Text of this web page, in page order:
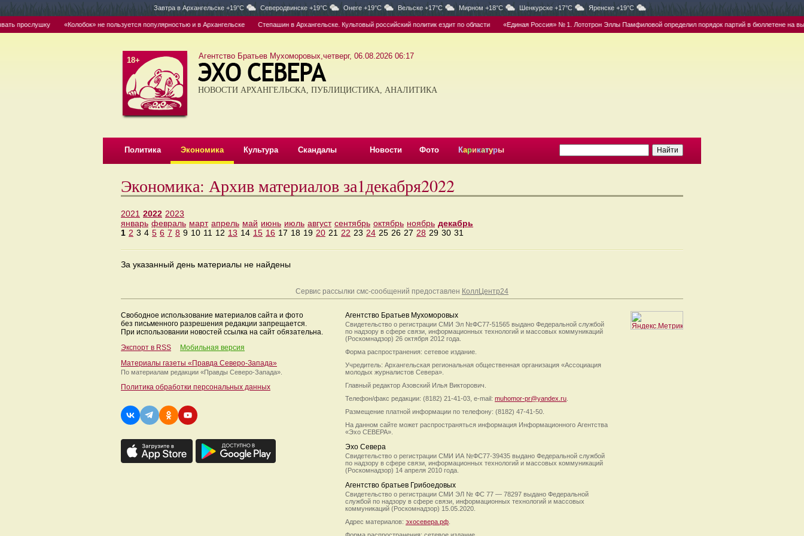
Завтра в Архангельске +19°C Северодвинске +19°C Онеге +19°C Вельске +17°C Мирном +18°C Шенкурске +17°C Яренске +19°C
прослушку «Колобок» не пользуется популярностью и в Архангельске Степашин в Архангельске. Культовый российский политик ездит по области «Единая Россия» № 1. Лототрон Эллы Памфиловой определил порядок партий в бюллетене на
18+ Агентство Братьев Мухоморовых,четверг, 06.08.2026 06:17
НОВОСТИ АРХАНГЕЛЬСКА, ПУБЛИЦИСТИКА, АНАЛИТИКА
Политика Экономика Культура Скандалы Новости Фото Карикатуры
Экономика: Архив материалов за1декабря2022
2021 2022 2023
январь февраль март апрель май июнь июль август сентябрь октябрь ноябрь декабрь
1 2 3 4 5 6 7 8 9 10 11 12 13 14 15 16 17 18 19 20 21 22 23 24 25 26 27 28 29 30 31
За указанный день материалы не найдены
Сервис рассылки смс-сообщений предоставлен КоллЦентр24
Свободное использование материалов сайта и фото
без письменного разрешения редакции запрещается.
При использовании новостей ссылка на сайт обязательна.
Экспорт в RSS
Мобильная версия
Материалы газеты «Правда Северо-Запада»
По материалам редакции «Правды Северо-Запада».
Политика обработки персональных данных
Агентство Братьев Мухоморовых
Свидетельство о регистрации СМИ Эл №ФС77-51565 выдано Федеральной службой
по надзору в сфере связи, информационных технологий и массовых коммуникаций
(Роскомнадзор) 26 октября 2012 года.
Форма распространения: сетевое издание.
Учредитель: Архангельская региональная общественная организация «Ассоциация
молодых журналистов Севера».
Главный редактор Азовский Илья Викторович.
Телефон/факс редакции: (8182) 21-41-03, e-mail: muhomor-pr@yandex.ru
Размещение платной информации по телефону: (8182) 47-41-50.
На данном сайте может распространяться информация Информационного Агентства
«Эхо СЕВЕРА».
Эхо Севера
Свидетельство о регистрации СМИ ИА №ФС77-39435 выдано Федеральной службой
по надзору в сфере связи, информационных технологий и массовых коммуникаций
(Роскомнадзор) 14 апреля 2010 года.
Агентство братьев Грибоедовых
Свидетельство о регистрации СМИ ЭЛ № ФС 77 — 78297 выдано Федеральной
службой по надзору в сфере связи, информационных технологий и массовых
коммуникаций (Роскомнадзор) 15.05.2020.
Адрес материалов: эхосевера.рф